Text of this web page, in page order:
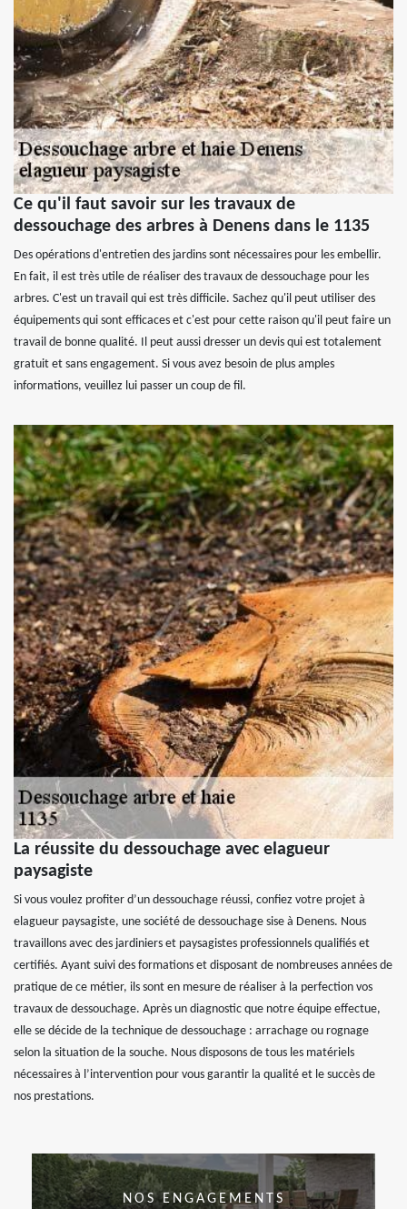
Ce qu'il faut savoir sur les travaux de
dessouchage des arbres à Denens dans le 1135
Des opérations d'entretien des jardins sont nécessaires pour les embellir.
En fait, il est très utile de réaliser des travaux de dessouchage pour les
arbres. C'est un travail qui est très difficile. Sachez qu'il peut utiliser des
équipements qui sont efficaces et c'est pour cette raison qu'il peut faire un
travail de bonne qualité. Il peut aussi dresser un devis qui est totalement
gratuit et sans engagement. Si vous avez besoin de plus amples
informations, veuillez lui passer un coup de fil.
La réussite du dessouchage avec elagueur
paysagiste
Si vous voulez profiter d’un dessouchage réussi, confiez votre projet à
elagueur paysagiste, une société de dessouchage sise à Denens. Nous
travaillons avec des jardiniers et paysagistes professionnels qualifiés et
certifiés. Ayant suivi des formations et disposant de nombreuses années de
pratique de ce métier, ils sont en mesure de réaliser à la perfection vos
travaux de dessouchage. Après un diagnostic que notre équipe effectue,
elle se décide de la technique de dessouchage : arrachage ou rognage
selon la situation de la souche. Nous disposons de tous les matériels
nécessaires à l’intervention pour vous garantir la qualité et le succès de
nos prestations.
NOS ENGAGEMENTS